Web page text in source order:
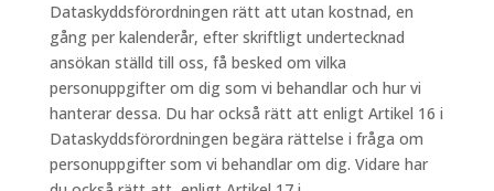
Dataskyddsförordningen rätt att utan kostnad, en
gång per kalenderår, efter skriftligt undertecknad
ansökan ställd till oss, få besked om vilka
personuppgifter om dig som vi behandlar och hur vi
hanterar dessa. Du har också rätt att enligt Artikel 16 i
Dataskyddsförordningen begära rättelse i fråga om
personuppgifter som vi behandlar om dig. Vidare har